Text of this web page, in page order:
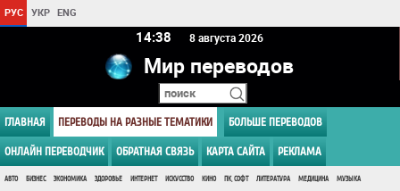
РУС УКР ENG
14 38 8 августа 2026
Мир переводов
ГЛАВНАЯ ПЕРЕВОДЫ НА РАЗНЫЕ ТЕМАТИКИ БОЛЬШЕ ПЕРЕВОДОВ
ОНЛАЙН ПЕРЕВОДЧИК ОБРАТНАЯ СВЯЗЬ КАРТА САЙТА РЕКЛАМА
АВТО БИЗНЕС ЭКОНОМИКА ЗДОРОВЬЕ ИНТЕРНЕТ ИСКУССТВО КИНО ПК, СОФТ ЛИТЕРАТУРА МЕДИЦИНА МУЗЫКА